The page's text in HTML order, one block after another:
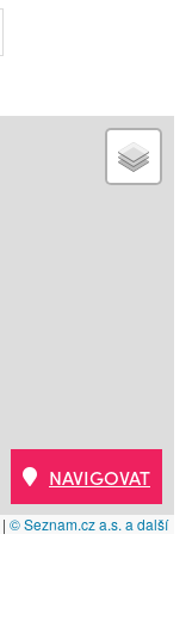
| © Seznam.cz a.s. a další
NAVIGOVAT